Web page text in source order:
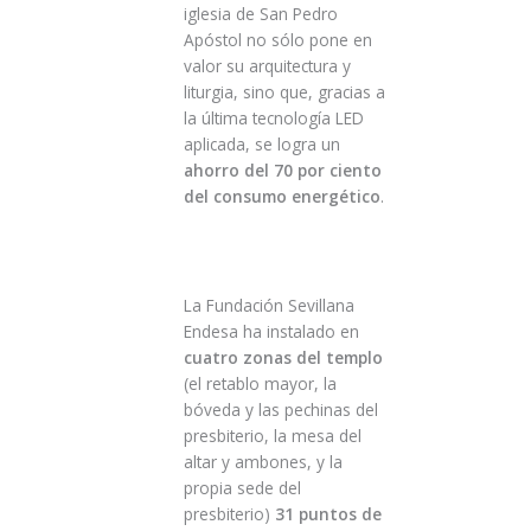
iglesia de San Pedro
Apóstol no sólo pone en
valor su arquitectura y
liturgia, sino que, gracias a
la última tecnología LED
aplicada, se logra un
ahorro del 70 por ciento
del consumo energético.
La Fundación Sevillana
Endesa ha instalado en
cuatro zonas del templo
(el retablo mayor, la
bóveda y las pechinas del
presbiterio, la mesa del
altar y ambones, y la
propia sede del
presbiterio) 31 puntos de